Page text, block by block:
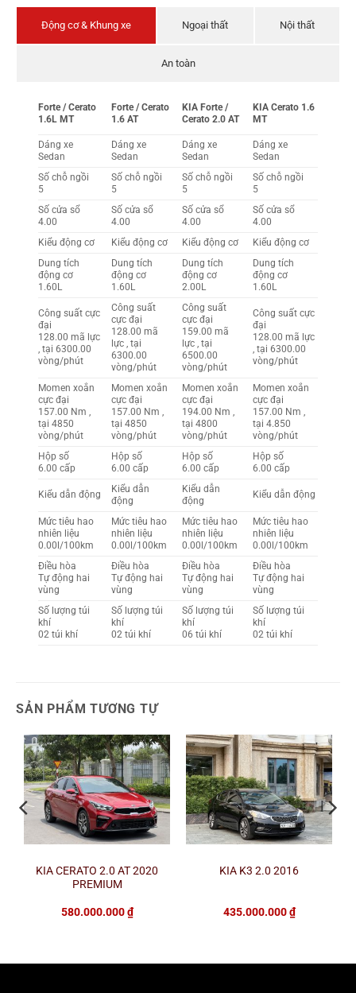
Động cơ & Khung xe Ngoại thất Nội thất
An toàn
Forte / Cerato
1.6L MT
Forte / Cerato
1.6 AT
KIA Forte /
Cerato 2.0 AT
KIA Cerato 1.6
MT
Dáng xe
Sedan
Dáng xe
Sedan
Dáng xe
Sedan
Dáng xe
Sedan
Số chỗ ngồi
5
Số chỗ ngồi
5
Số chỗ ngồi
5
Số chỗ ngồi
5
Số cửa sổ
4.00
Số cửa sổ
4.00
Số cửa sổ
4.00
Số cửa sổ
4.00
Kiểu động cơ
Kiểu động cơ Kiểu động cơ
Kiểu động cơ
Dung tích
động cơ
1.60L
Dung tích
động cơ
1.60L
Dung tích
động cơ
2.00L
Dung tích
động cơ
1.60L
Công suất cực
đại
128.00 mã lực
, tại 6300.00
vòng/phút
Công suất
cực đại
128.00 mã
lực , tại
6300.00
vòng/phút
Công suất
cực đại
159.00 mã
lực , tại
6500.00
vòng/phút
Công suất cực
đại
128.00 mã lực
, tại 6300.00
vòng/phút
Momen xoắn
cực đại
157.00 Nm ,
tại 4850
vòng/phút
Momen xoắn
cực đại
157.00 Nm ,
tại 4850
vòng/phút
Momen xoắn
cực đại
194.00 Nm ,
tại 4800
vòng/phút
Momen xoắn
cực đại
157.00 Nm ,
tại 4.850
vòng/phút
Hộp số
6.00 cấp
Hộp số
6.00 cấp
Hộp số
6.00 cấp
Hộp số
6.00 cấp
Kiểu dẫn động
Kiểu dẫn
động
Kiểu dẫn
động
Kiểu dẫn động
Mức tiêu hao
nhiên liệu
0.00l/100km
Mức tiêu hao
nhiên liệu
0.00l/100km
Mức tiêu hao
nhiên liệu
0.00l/100km
Mức tiêu hao
nhiên liệu
0.00l/100km
Điều hòa
Tự động hai
vùng
Điều hòa
Tự động hai
vùng
Điều hòa
Tự động hai
vùng
Điều hòa
Tự động hai
vùng
Số lượng túi
khí
02 túi khí
Số lượng túi
khí
02 túi khí
Số lượng túi
khí
06 túi khí
Số lượng túi
khí
02 túi khí
SẢN PHẨM TƯƠNG TỰ
KIA CERATO 2.0 AT 2020
PREMIUM
580.000.000₫
KIA K3 2.0 2016
435.000.000₫